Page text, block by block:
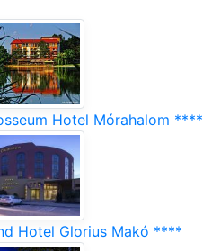
Hotel Mórahalom ****
Hotel Glorius Makó ****